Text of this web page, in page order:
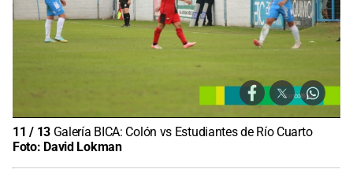
11 / 13 Galería BICA: Colón vs Estudiantes de Río Cuarto
Foto: David Lokman